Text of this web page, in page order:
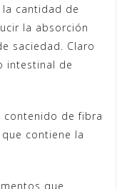
cantidad de
la absorción
saciedad. Claro
intestinal de
contenido de fibra
contiene la
que